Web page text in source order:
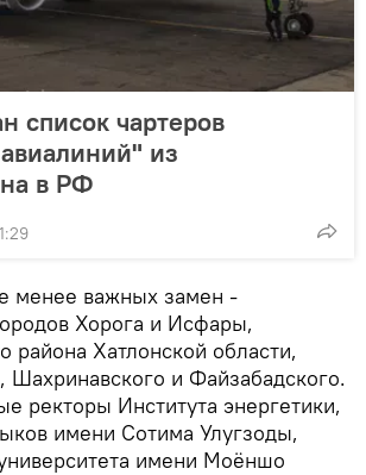
список чартеров
из
в РФ
менее важных замен -
Хорога и Исфары,
района Хатлонской области,
Шахринавского и Файзабадского.
ректоры Института энергетики,
имени Сотима Улугзоды,
имени Моёншо